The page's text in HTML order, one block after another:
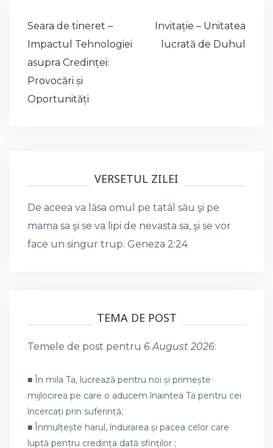
Post
navigation
Seara de tineret –
Impactul Tehnologiei
asupra Credinței:
Provocări și
Oportunități
Invitație – Unitatea
lucrată de Duhul
VERSETUL ZILEI
De aceea va lăsa omul pe tatăl său şi pe
mama sa şi se va lipi de nevasta sa, şi se vor
face un singur trup. Geneza 2:24
TEMA DE POST
Temele de post pentru 6 August 2026:
■ În mila Ta, lucrează pentru noi și primește
mijlocirea pe care o aducem înaintea Ta pentru cei
încercați prin suferință;
■ Înmulțește harul, îndurarea și pacea celor care
luptă pentru credința dată sfinților ;